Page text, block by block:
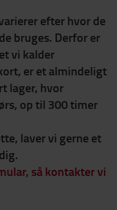
efter hvor de
bruges. Derfor er
vi kalder
er et almindeligt
lager, hvor
op til 300 timer
laver vi gerne et
så kontakter vi